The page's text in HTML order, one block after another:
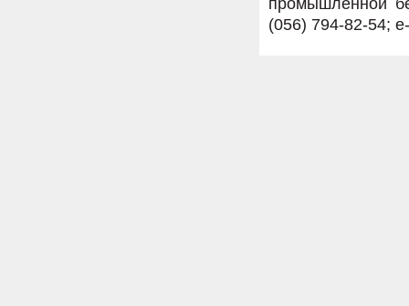
промышленной
(056) 794-82-54;